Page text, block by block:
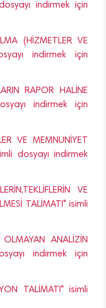
indirmek için
(HİZMETLER VE
indirmek için
RAPOR HALİNE
indirmek için
VE MEMNUNİYET
dosyayı indirmek
VE
TALİMATI" isimli
ANALİZİN
indirmek için
TALİMATI" isimli